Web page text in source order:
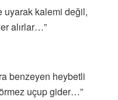
uyarak kalemi değil,
alırlar…”
benzeyen heybetli
uçup gider…”